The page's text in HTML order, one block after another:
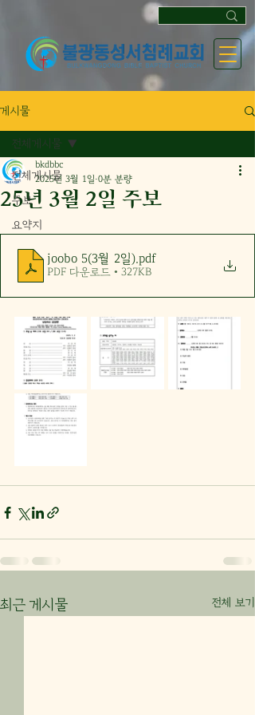
게시물
전체게시물
주보
요약지
전체게시물
25년 3월 2일 주보
bkdbbc
2025년 3월 1일 0분 분량
joobo 5(3월 2일) .pdf
PDF 다운로드 • 327KB
최근 게시물 전체 보기